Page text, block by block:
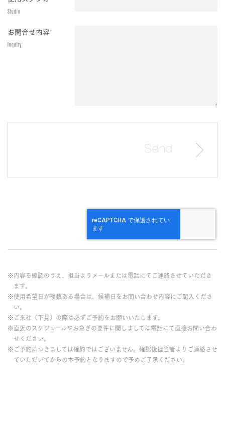
Studio
お問合せ内容*
Inquiry
※内容を確認のうえ、担当よりメールまたは電話にてご連絡させていただき
ます。
※使用希望日が複数ある場合は、候補日をお問い合わせ内容にご記入くださ
い。
※ご来社（下見）の際は必ずご予約をお願いいたします。
※直近のスケジュールやお急ぎの要件に関しましては電話にて直接お問い合わ
せください。
※ご予約につきましては確約ではございません。確認後担当者よりご連絡させ
ていただいてからの本予約となりますので予めご了承ください。